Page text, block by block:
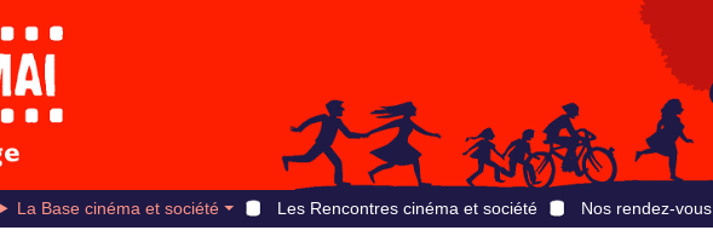
La Base cinéma et société Les Rencontres cinéma et société Nos rendez-vous